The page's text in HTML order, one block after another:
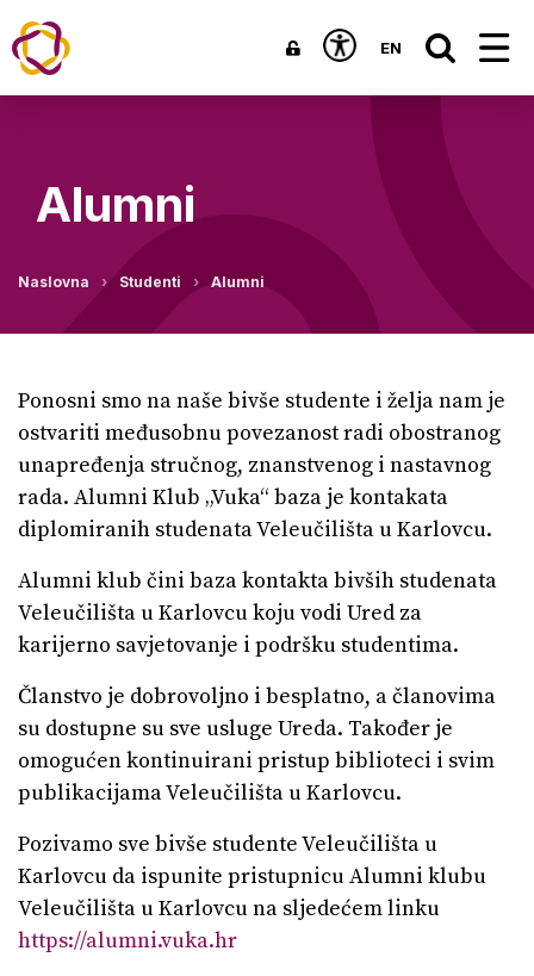
EN
Alumni
Naslovna Studenti Alumni
Ponosni smo na naše bivše studente i želja nam je
ostvariti međusobnu povezanost radi obostranog
unapređenja stručnog, znanstvenog i nastavnog
rada. Alumni Klub „Vuka“ baza je kontakata
diplomiranih studenata Veleučilišta u Karlovcu.
Alumni klub čini baza kontakta bivših studenata
Veleučilišta u Karlovcu koju vodi Ured za
karijerno savjetovanje i podršku studentima.
Članstvo je dobrovoljno i besplatno, a članovima
su dostupne su sve usluge Ureda. Također je
omogućen kontinuirani pristup biblioteci i svim
publikacijama Veleučilišta u Karlovcu.
Pozivamo sve bivše studente Veleučilišta u
Karlovcu da ispunite pristupnicu Alumni klubu
Veleučilišta u Karlovcu na sljedećem linku
https://alumni.vuka.hr